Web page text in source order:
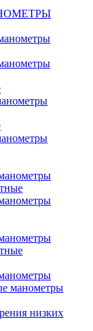
манометры
низких